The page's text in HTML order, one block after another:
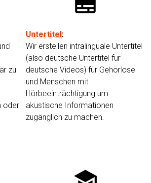
zu
oder
subtitles
Untertitel:
Wir erstellen intralinguale Untertitel
(also deutsche Untertitel für
deutsche Videos) für Gehörlose
und Menschen mit
Hörbeeinträchtigung um
akustische Informationen
zugänglich zu machen.